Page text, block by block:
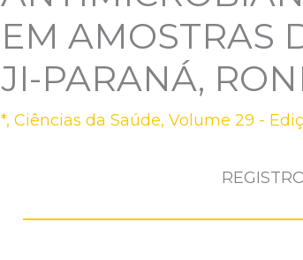
EM AMOSTRAS
JI-PARANÁ,
*,Ciências da Saúde,Volume 29 -